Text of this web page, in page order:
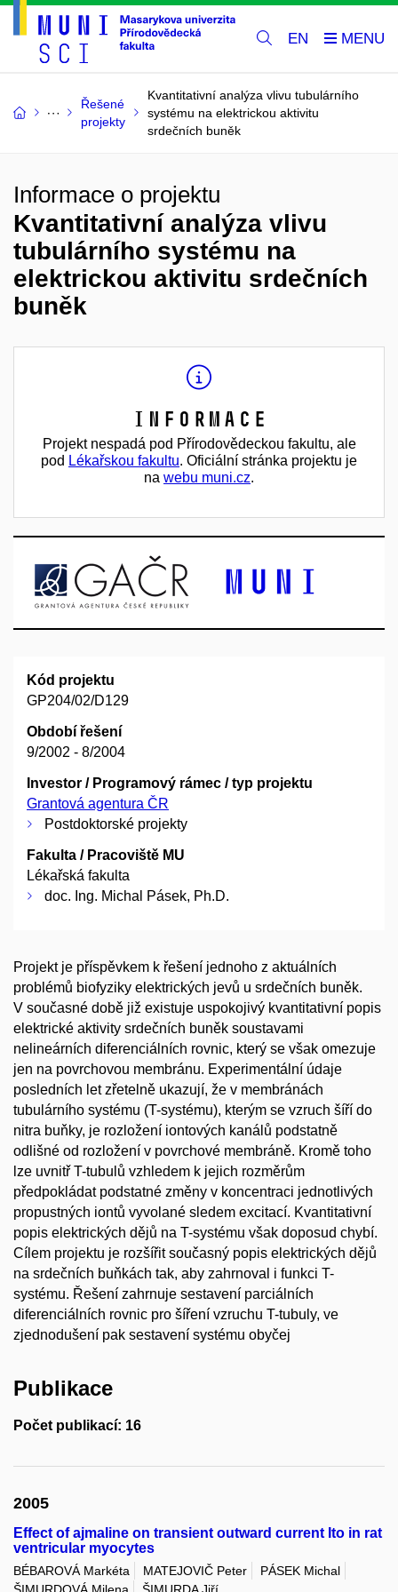
EN
Řešené
projekty
Kvantitativní analýza vlivu tubulárního
systému na elektrickou aktivitu
srdečních buněk
Informace o projektu
Kvantitativní analýza vlivu
tubulárního systému na
elektrickou aktivitu srdečních
buněk
Informace
Projekt nespadá pod Přírodovědeckou fakultu, ale
pod Lékařskou fakultu. Oficiální stránka projektu je
na webu muni.cz.
Kód projektu
GP204/02/D129
Období řešení
9/2002 - 8/2004
Investor / Programový rámec / typ projektu
Grantová agentura ČR
Postdoktorské projekty
Fakulta / Pracoviště MU
Lékařská fakulta
doc. Ing. Michal Pásek, Ph.D.
Projekt je příspěvkem k řešení jednoho z aktuálních
problémů biofyziky elektrických jevů u srdečních buněk.
V současné době již existuje uspokojivý kvantitativní popis
elektrické aktivity srdečních buněk soustavami
nelineárních diferenciálních rovnic, který se však omezuje
jen na povrchovou membránu. Experimentální údaje
posledních let zřetelně ukazují, že v membránách
tubulárního systému (T-systému), kterým se vzruch šíří do
nitra buňky, je rozložení iontových kanálů podstatně
odlišné od rozložení v povrchové membráně. Kromě toho
lze uvnitř T-tubulů vzhledem k jejich rozměrům
předpokládat podstatné změny v koncentraci jednotlivých
propustných iontů vyvolané sledem excitací. Kvantitativní
popis elektrických dějů na T-systému však doposud chybí.
Cílem projektu je rozšířit současný popis elektrických dějů
na srdečních buňkách tak, aby zahrnoval i funkci T-
systému. Řešení zahrnuje sestavení parciálních
diferenciálních rovnic pro šíření vzruchu T-tubuly, ve
zjednodušení pak sestavení systému obyčej
Publikace
Počet publikací: 16
2005
Effect of ajmaline on transient outward current Ito in rat
ventricular myocytes
BÉBAROVÁ Markéta MATEJOVIČ Peter
PÁSEK Michal